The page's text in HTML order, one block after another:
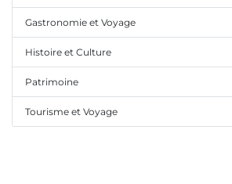
Gastronomie et Voyage
Histoire et Culture
Patrimoine
Tourisme et Voyage